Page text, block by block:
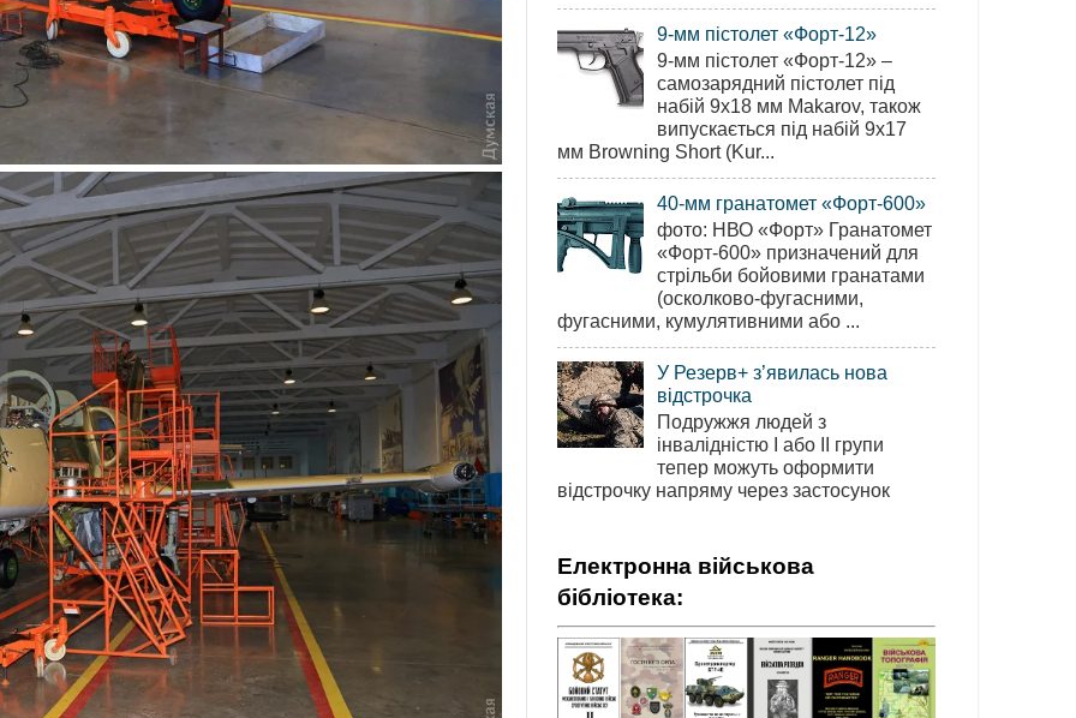
9-мм пістолет «Форт-12»
9-мм пістолет «Форт-12» –
самозарядний пістолет під
набій 9х18 мм Makarov, також
випускається під набій 9х17
мм Browning Short (Kur...
40-мм гранатомет «Форт-600»
фото: НВО «Форт» Гранатомет
«Форт-600» призначений для
стрільби бойовими гранатами
(осколково-фугасними,
фугасними, кумулятивними або ...
У Резерв+ з’явилась нова
відстрочка
Подружжя людей з
інвалідністю І або ІІ групи
тепер можуть оформити
відстрочку напряму через застосунок
Електронна військова
бібліотека: